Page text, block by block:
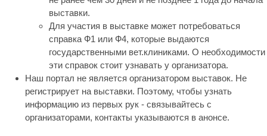
выставки.
Для участия в выставке может потребоваться
справка Ф1 или Ф4, которые выдаются
государственными вет.клиниками. О необходимости
эти справок стоит узнавать у организатора.
Наш портал не является организатором выставок. Не
регистрирует на выставки. Поэтому, чтобы узнать
информацию из первых рук - связывайтесь с
организаторами, контакты указываются в анонсе.